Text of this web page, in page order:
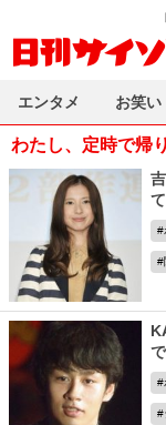
わたし、定時で帰
エンタメ お笑い